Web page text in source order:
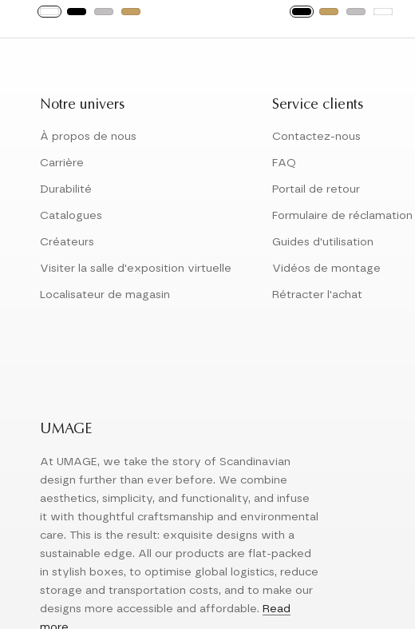
Notre univers
À propos de nous
Carrière
Durabilité
Catalogues
Créateurs
Visiter la salle d'exposition virtuelle
Localisateur de magasin
Service clients
Contactez-nous
FAQ
Portail de retour
Formulaire de
Guides d'utilisation
Vidéos de montage
Rétracter l'achat
UMAGE
At UMAGE, we take the story of Scandinavian
design further than ever before. We combine
aesthetics, simplicity, and functionality, and infuse
it with thoughtful craftsmanship and environmental
care. This is the result: exquisite designs with a
sustainable edge. All our products are flat-packed
in stylish boxes, to optimise global logistics, reduce
storage and transportation costs, and to make our
designs more accessible and affordable. Read